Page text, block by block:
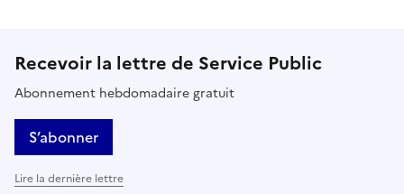
Recevoir la lettre de Service Public
Abonnement hebdomadaire gratuit
S’abonner
Lire la dernière lettre